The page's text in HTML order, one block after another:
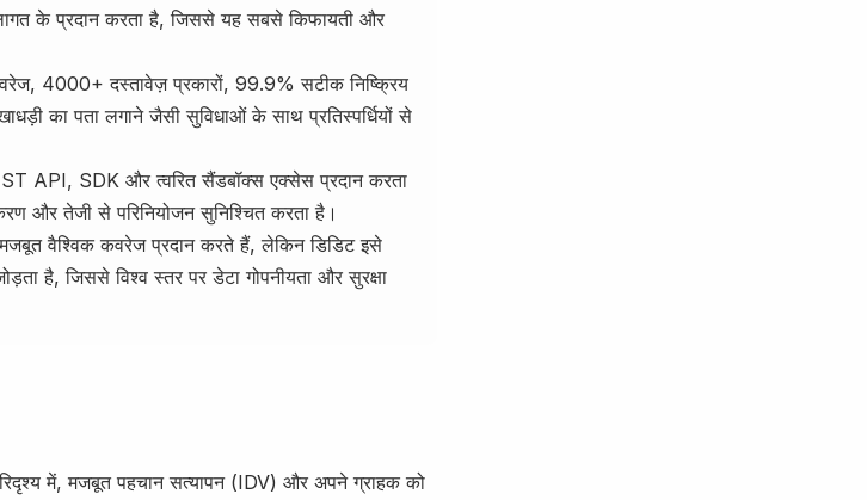
के प्रदान करता है, जिससे यह सबसे किफायती और
4000+ दस्तावेज़ प्रकारों, 99.9% सटीक निष्क्रिय
का पता लगाने जैसी सुविधाओं के साथ प्रतिस्पर्धियों से
API, SDK और त्वरित सैंडबॉक्स एक्सेस प्रदान करता
और तेजी से परिनियोजन सुनिश्चित करता है।
मजबूत वैश्विक कवरेज प्रदान करते हैं, लेकिन डिडिट इसे
है, जिससे विश्व स्तर पर डेटा गोपनीयता और सुरक्षा
में, मजबूत पहचान सत्यापन (IDV) और अपने ग्राहक को